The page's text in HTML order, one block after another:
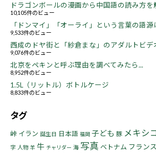
ドラゴンボールの漫画から中国語の読み方を
10,105件のビュー
「ドンマイ」「オーライ」という言葉の語源
9,533件のビュー
西成のドヤ街と「紗倉まな」のアダルトビデ
9,076件のビュー
北京をペキンと呼ぶ理由を調べてみたら...
8,952件のビュー
1.5L（リットル）ボトルケージ
8,833件のビュー
タグ
峠 イラン 誕生日 日本語 福岡 子ども 豚 メキシ
字 人物 羊 牛 チャリダー 海 写真 ベトナム フラン